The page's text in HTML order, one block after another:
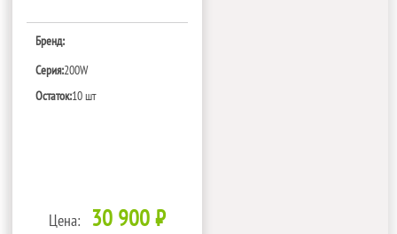
Бренд:
Серия:200W
Остаток:10 шт
Цена: 30 900 ₽